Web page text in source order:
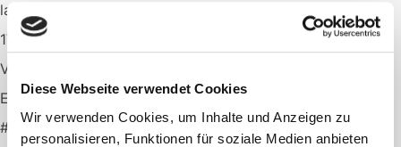
Diese Webseite verwendet Cookies
Wir verwenden Cookies, um Inhalte und Anzeigen zu
personalisieren, Funktionen für soziale Medien anbieten
latexhaltig
1VPE = 10 Stück
Verwendbar für folgende Primedic Geräte:
EVO
# 23006